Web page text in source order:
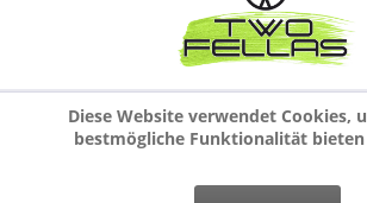
Diese Website verwendet Cookies,
bestmögliche Funktionalität